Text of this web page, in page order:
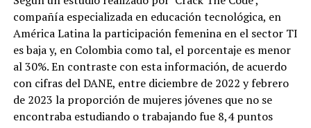
compañía especializada en educación tecnológica, en
América Latina la participación femenina en el sector TI
es baja y, en Colombia como tal, el porcentaje es menor
al 30%. En contraste con esta información, de acuerdo
con cifras del DANE, entre diciembre de 2022 y febrero
de 2023 la proporción de mujeres jóvenes que no se
encontraba estudiando o trabajando fue 8,4 puntos